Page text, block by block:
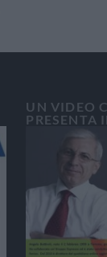
UN VIDEO
PRESENTA